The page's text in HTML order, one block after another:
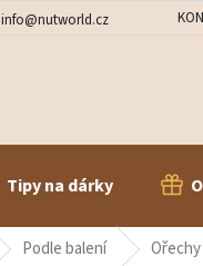
info@nutworld.cz
Tipy na dárky
Podle balení